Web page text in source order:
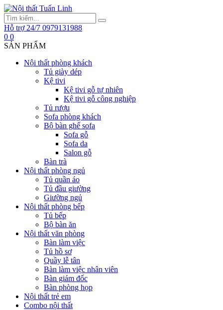
Hỗ trợ 24/7 0979131988
0 0
SẢN PHẨM
Nội thất phòng khách
Tủ giày dép
Kệ tivi
Kệ tivi gỗ tự nhiên
Kệ tivi gỗ công nghiệp
Tủ rượu
Sofa phòng khách
Bộ bàn ghế sofa
Sofa gỗ
Sofa da
Salon gỗ
Bàn trà
Nội thất phòng ngủ
Tủ quần áo
Tủ đầu giường
Giường ngủ
Nội thất phòng bếp
Tủ bếp
Bộ bàn ăn
Nội thất văn phòng
Bàn làm việc
Tủ hồ sơ
Quầy lễ tân
Bàn làm việc nhân viên
Bàn giám đốc
Bàn phòng họp
Nội thất trẻ em
Combo nội thất